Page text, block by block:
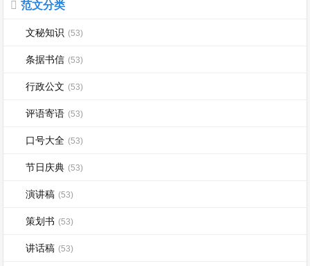
范文分类
文秘知识 (53)
条据书信 (53)
行政公文 (53)
评语寄语 (53)
口号大全 (53)
节日庆典 (53)
演讲稿 (53)
策划书 (53)
讲话稿 (53)